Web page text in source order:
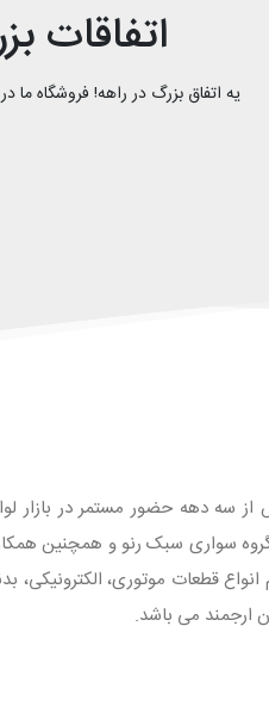
اتفاقات
یه اتفاق بزرگ در راهه! فروشگاه
سه دهه حضور مستمر در بازار
سواری سبک رنو و همچنین
کالایی با بیش از 1500 قلم انواع قطعات
ارجمند می باشد.